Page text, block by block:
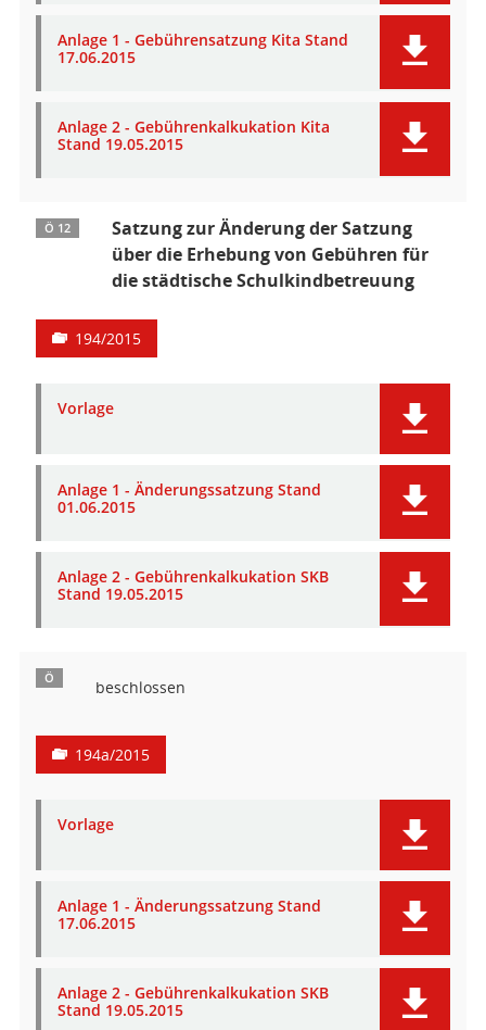
Anlage 1 - Gebührensatzung Kita Stand
17.06.2015
Anlage 2 - Gebührenkalkukation Kita
Stand 19.05.2015
Ö 12
Satzung zur Änderung der Satzung
über die Erhebung von Gebühren für
die städtische Schulkindbetreuung
194/2015
Vorlage
Anlage 1 - Änderungssatzung Stand
01.06.2015
Anlage 2 - Gebührenkalkukation SKB
Stand 19.05.2015
Ö beschlossen
194a/2015
Vorlage
Anlage 1 - Änderungssatzung Stand
17.06.2015
Anlage 2 - Gebührenkalkukation SKB
Stand 19.05.2015